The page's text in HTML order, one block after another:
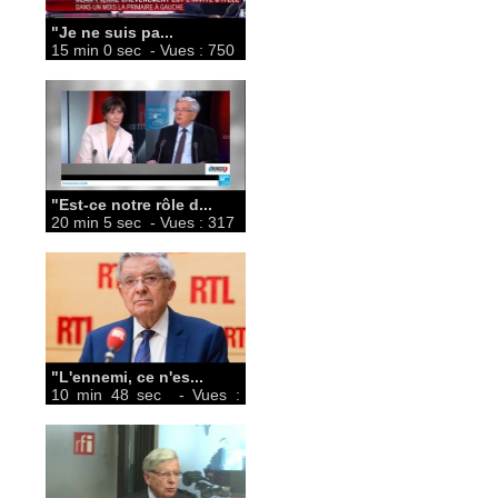
"Je ne suis pa...
15 min 0 sec - Vues : 750
"Est-ce notre rôle d...
20 min 5 sec - Vues : 317
"L'ennemi, ce n'es...
10 min 48 sec
- Vues :